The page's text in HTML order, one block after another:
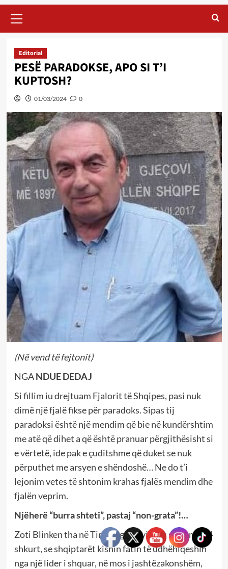
Menu
Editorial
PESË PARADOKSE, APO SI T’I
KUPTOSH?
01/03/2024 0
(Në vend të fejtonit)
NGANDUE DEDAJ
Si fillim iu drejtuam Fjalorit të Shqipes, pasi nuk
dimë një fjalë fikse për paradoks. Sipas tij
paradoksi është një mendim që bie në kundërshtim
me atë që dihet a që është pranuar përgjithësisht si
e vërtetë, ide pak e çuditshme që duket se nuk
përputhet me arsyen e shëndoshë… Ne do t’i
lejonim vetes të shtonim krahas fjalës mendim dhe
fjalën veprim.
Njëherë “burra shteti”, pastaj “non-grata”!…
Zoti Blinken tha në Tiranë, gjatë vizitës së tij me 14
shkurt, se shqiptarët kishin fatin të udhëhiqeshin
nga një lider i shquar, në mos i jashtëzakonshëm,